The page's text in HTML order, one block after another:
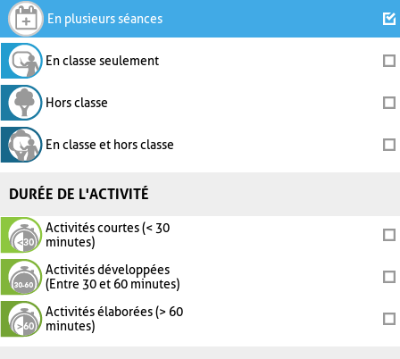
En plusieurs séances
En classe seulement
Hors classe
En classe et hors classe
DURÉE DE L'ACTIVITÉ
Activités courtes (< 30
minutes)
Activités développées
(Entre 30 et 60 minutes)
Activités élaborées (> 60
minutes)